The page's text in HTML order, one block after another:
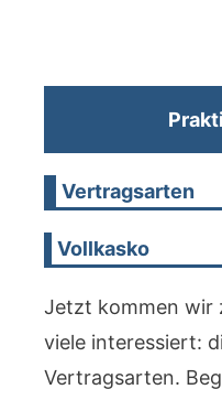
Vertragsarten
Vollkasko
Jetzt kommen wir
viele interessiert:
Vertragsarten.